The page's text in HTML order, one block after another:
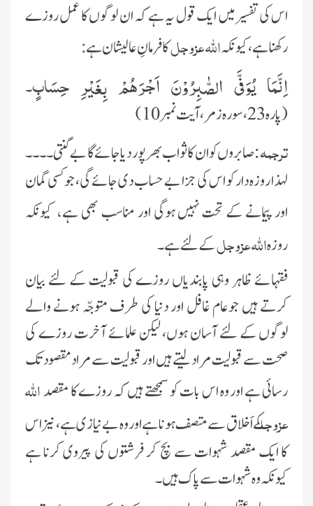
اس کی تفسیر میں ایک قول یہ ہے کہ ان لوگوں کا عمل روزے
رکھنا ہے، کیونکہاللہ عزوجلکا فرمانِ عالیشان ہے:
اِنَّمَا یُوَفَّى الصّٰبِرُوْنَ اَجْرَهُمْ بِغَیْرِ حِسَابٍ۔
(پارہ23،سورہ زمر، آیت نمبر10)
ترجمہ:صابروں کو ان کا ثواب بھرپور دیا جائے گا بے گنتی ۔۔۔۔
لہذا روزہ دار کو اس کی جزا بے حساب دی جائے گی، جو کسی گمان
اور پیمانے کے تحت نہیں ہوگی اور مناسب بھی ہے،کیونکہ
روزہاللہ عزوجلکے لئے ہے۔
فقہائے ظاہر وہی پابندیاں روزے کی قبولیت کے لئے بیان
کرتے ہیں جوعام غافل اور دنیا کی طرف متوجّہ ہونے والے
لوگوں کے لئے آسان ہوں، لیکن علمائے آخرت روزے کی
صحت سے قبولیت مراد لیتے ہیں اور قبولیت سے مراد مقصود تک
رسائی ہے اور وہ اس بات کو سمجھتے ہیں کہ روزے کا مقصداللہ
عزوجلکے اَخلاق سے متصف ہونا ہے اور وہ بے نیازی ہے، نیز اس
کا ایک مقصد شہوات سے بچ کر فرشتوں کی پیروی کرنا ہے
کیونکہ وہ شہوات سے پاک ہیں۔